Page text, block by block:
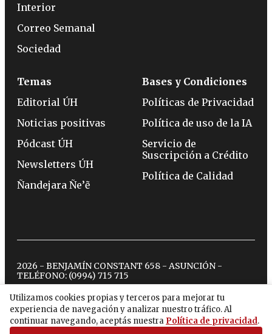
Utilizamos cookies propias y terceros para mejorar tu
experiencia de navegación y analizar nuestro tráfico. Al
continuar navegando, aceptás nuestra Política de privacidad.
Interior
Correo Semanal
Sociedad
Temas
Editorial ÚH
Noticias positivas
Pódcast ÚH
Newsletters ÚH
Ñandejara Ñe’ẽ
Bases y Condiciones
Políticas de Privacidad
Política de uso de la IA
Servicio de
Suscripción a Crédito
Política de Calidad
2026 - BENJAMÍN CONSTANT 658 - ASUNCIÓN -
TELÉFONO: (0994) 715 715
twitterinstagram
facebook
tiktokyoutubespotify